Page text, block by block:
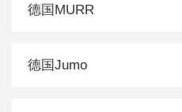
德国MURR
德国Jumo